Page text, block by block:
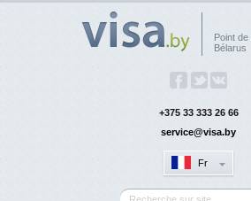
Point
Bélarus
+375 33 333 26 66
service@visa.by
Fr